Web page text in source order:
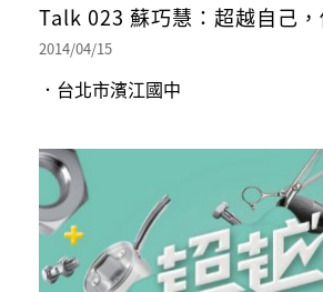
Talk 023 蘇巧慧：超越自己
2014/04/15
．台北市濱江國中